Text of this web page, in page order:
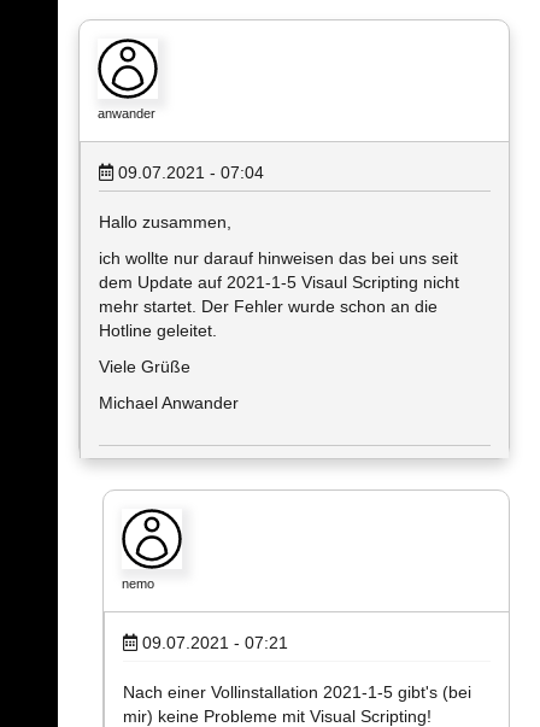
anwander
09.07.2021 - 07:04
Hallo zusammen,
ich wollte nur darauf hinweisen das bei uns seit
dem Update auf 2021-1-5 Visaul Scripting nicht
mehr startet. Der Fehler wurde schon an die
Hotline geleitet.
Viele Grüße
Michael Anwander
nemo
09.07.2021 - 07:21
Nach einer Vollinstallation 2021-1-5 gibt's (bei
mir) keine Probleme mit Visual Scripting!